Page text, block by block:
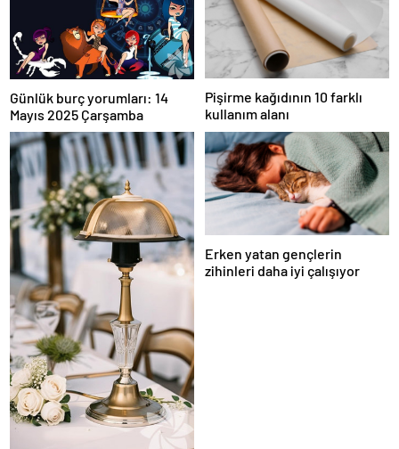
Günlük burç yorumları: 14
Mayıs 2025 Çarşamba
Pişirme kağıdının 10 farklı
kullanım alanı
Erken yatan gençlerin
zihinleri daha iyi çalışıyor